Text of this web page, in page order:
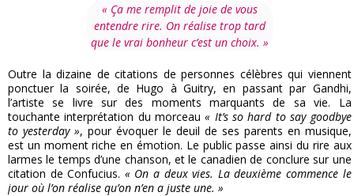
« Ça me remplit de joie de vous
entendre rire. On réalise trop tard
que le vrai bonheur c’est un choix. »
Outre la dizaine de citations de personnes célèbres qui viennent
ponctuer la soirée, de Hugo à Guitry, en passant par Gandhi,
l’artiste se livre sur des moments marquants de sa vie. La
touchante interprétation du morceau« It’s so hard to say goodbye
to yesterday », pour évoquer le deuil de ses parents en musique,
est un moment riche en émotion. Le public passe ainsi du rire aux
larmes le temps d’une chanson, et le canadien de conclure sur une
citation de Confucius. « On a deux vies. La deuxième commence le
jour où l’on réalise qu’on n’en a juste une. »